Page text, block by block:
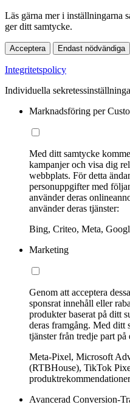
Läs gärna mer i inställningarna
ger ditt samtycke.
Acceptera Endast nödvändiga
Integritetspolicy
Individuella
Marknadsföring per
Med ditt samtycke
kampanjer och visa dig
webbplats. För detta
personuppgifter med
använder deras
använder deras tjänster:
Bing, Criteo, Meta,
Marketing
Genom att acceptera
sponsrat innehåll eller
produkter baserat på ditt
deras framgång. Med ditt
tjänster från tredje part på
Meta-Pixel, Microsoft
(RTBHouse), TikTok
Avancerad Conversion-